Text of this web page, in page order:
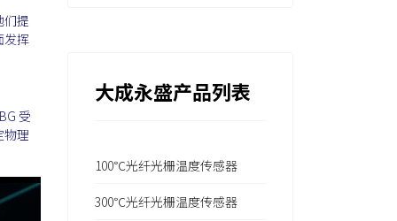
们提
发挥
受
物理
大成永盛产品列表
100℃光纤光栅温度传感器
300℃光纤光栅温度传感器